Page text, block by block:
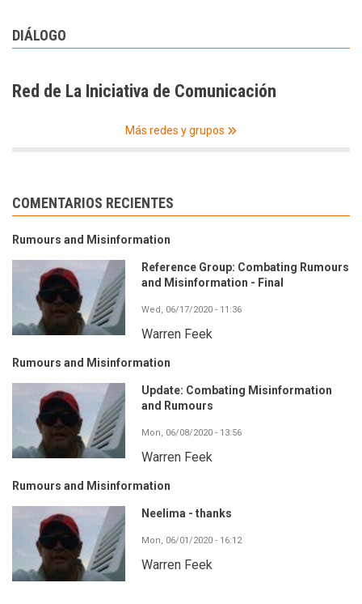
DIÁLOGO
Red de La Iniciativa de Comunicación
Más redes y grupos
COMENTARIOS RECIENTES
Rumours and Misinformation
Reference Group: Combating Rumours
and Misinformation - Final
Wed, 06/17/2020 - 11:36
Warren Feek
Rumours and Misinformation
Update: Combating Misinformation
and Rumours
Mon, 06/08/2020 - 13:56
Warren Feek
Rumours and Misinformation
Neelima - thanks
Mon, 06/01/2020 - 16:12
Warren Feek